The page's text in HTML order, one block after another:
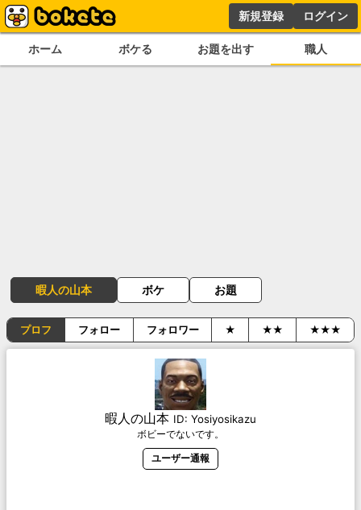
新規登録 ログイン
ホーム ボケる お題を出す 職人
暇人の山本 ボケ お題
プロフ フォロー フォロワー ★ ★★ ★★★
暇人の山本 ID: Yosiyosikazu
ボビーでないです。
ユーザー通報